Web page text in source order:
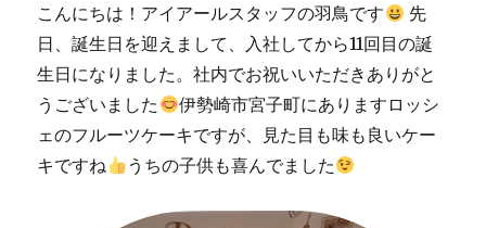
こんにちは！アイアールスタッフの羽鳥です
先
日、誕生日を迎えまして、入社してから11回目の誕
生日になりました。社内でお祝いいただきありがと
うございました
伊勢崎市宮子町にありますロッシ
ェのフルーツケーキですが、見た目も味も良いケー
キですね
うちの子供も喜んでました